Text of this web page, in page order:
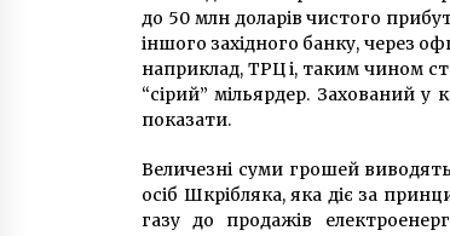
до 50 млн доларів чистого
іншого західного банку, через
наприклад, ТРЦ і, таким чином
“сірий” мільярдер. Захований
показати.
Величезні суми грошей
осіб Шкрібляка, яка діє за
газу до продажів